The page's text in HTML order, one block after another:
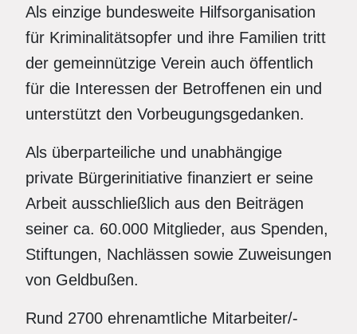
Als einzige bundesweite Hilfsorganisation
für Kriminalitätsopfer und ihre Familien tritt
der gemeinnützige Verein auch öffentlich
für die Interessen der Betroffenen ein und
unterstützt den Vorbeugungsgedanken.
Als überparteiliche und unabhängige
private Bürgerinitiative finanziert er seine
Arbeit ausschließlich aus den Beiträgen
seiner ca. 60.000 Mitglieder, aus Spenden,
Stiftungen, Nachlässen sowie Zuweisungen
von Geldbußen.
Rund 2700 ehrenamtliche Mitarbeiter/-